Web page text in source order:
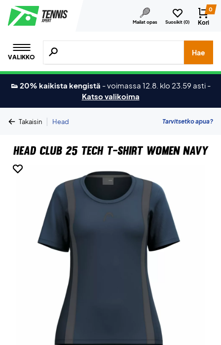
Mailat opas Suosikit (0)
0
Kori
VALIKKO
Hae tuotteita, merkkejä jne.
Hae
👟 20% kaikista kengistä -voimassa 12.8. klo 23.59 asti -
Katso valikoima
Takaisin | Head Tarvitsetko apua?
Head Club 25 Tech T-shirt Women Navy